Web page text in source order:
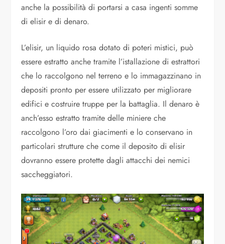
anche la possibilità di portarsi a casa ingenti somme
di elisir e di denaro.
L’elisir, un liquido rosa dotato di poteri mistici, può
essere estratto anche tramite l’istallazione di estrattori
che lo raccolgono nel terreno e lo immagazzinano in
depositi pronto per essere utilizzato per migliorare
edifici e costruire truppe per la battaglia. Il denaro è
anch’esso estratto tramite delle miniere che
raccolgono l’oro dai giacimenti e lo conservano in
particolari strutture che come il deposito di elisir
dovranno essere protette dagli attacchi dei nemici
saccheggiatori.